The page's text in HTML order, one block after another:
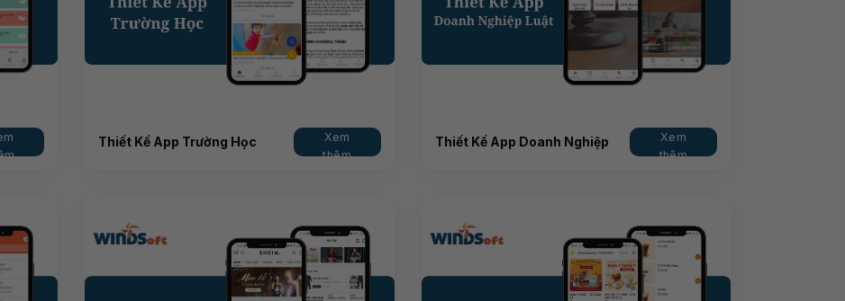
Thiết Kế App Trường Học
Xem
thêm
Thiết Kế App Doanh Nghiệp
Xem
thêm